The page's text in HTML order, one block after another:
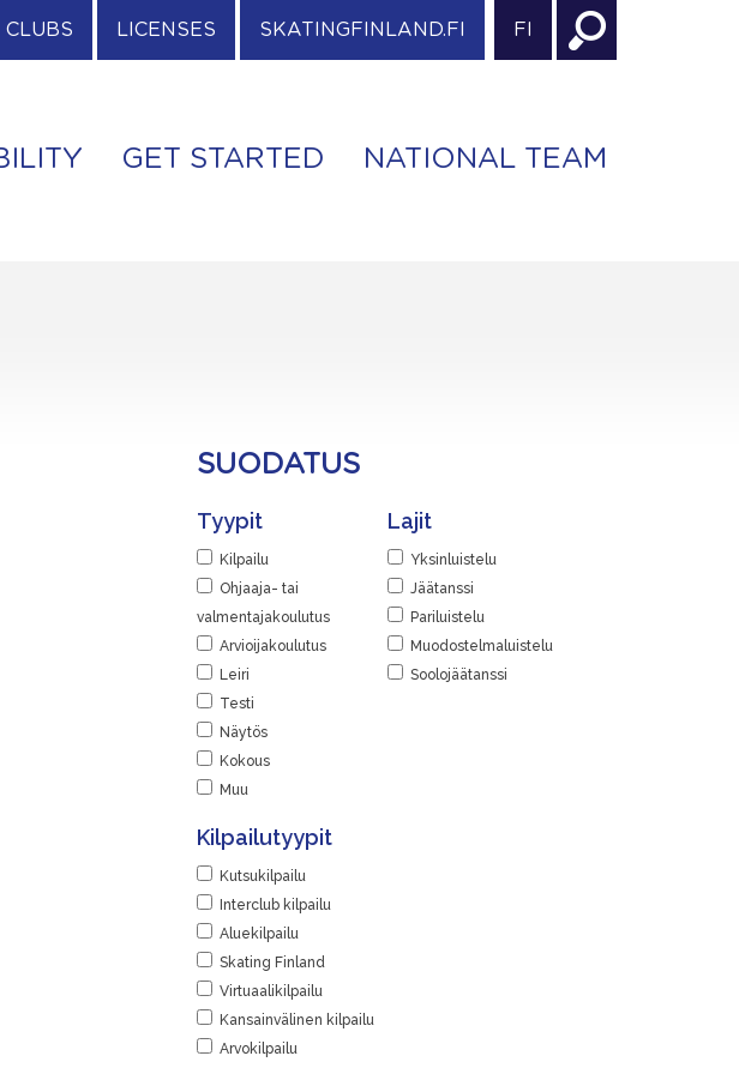
CLUBS LICENSES SKATINGFINLAND.FI FI
GET STARTED NATIONAL TEAM
SUODATUS
Tyypit
Kilpailu
Ohjaaja- tai
valmentajakoulutus
Arvioijakoulutus
Leiri
Testi
Näytös
Kokous
Muu
Lajit
Yksinluistelu
Jäätanssi
Pariluistelu
Muodostelmaluistelu
Soolojäätanssi
Kilpailutyypit
Kutsukilpailu
Interclub kilpailu
Aluekilpailu
Skating Finland
Virtuaalikilpailu
Kansainvälinen kilpailu
Arvokilpailu